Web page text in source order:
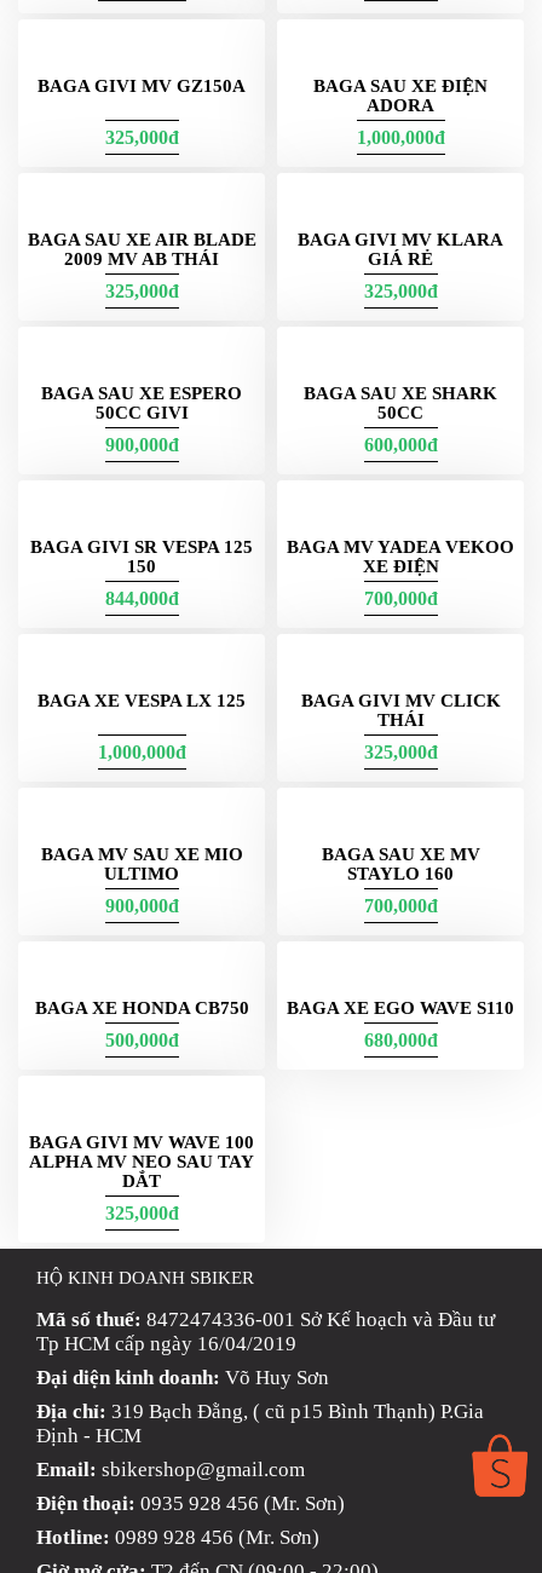
BAGA GIVI MV GZ150A
325,000đ
BAGA SAU XE ĐIỆN
ADORA
1,000,000đ
BAGA SAU XE AIR BLADE
2009 MV AB THÁI
325,000đ
BAGA GIVI MV KLARA
GIÁ RẺ
325,000đ
BAGA SAU XE ESPERO
50CC GIVI
900,000đ
BAGA SAU XE SHARK
50CC
600,000đ
BAGA GIVI SR VESPA 125
150
844,000đ
BAGA MV YADEA VEKOO
XE ĐIỆN
700,000đ
BAGA XE VESPA LX 125
1,000,000đ
BAGA GIVI MV CLICK
THÁI
325,000đ
BAGA MV SAU XE MIO
ULTIMO
900,000đ
BAGA SAU XE MV
STAYLO 160
700,000đ
BAGA XE HONDA CB750
500,000đ
BAGA XE EGO WAVE S110
680,000đ
BAGA GIVI MV WAVE 100
ALPHA MV NEO SAU TAY
DẮT
325,000đ
HỘ KINH DOANH SBIKER
Mã số thuế: 8472474336-001 Sở Kế hoạch và Đầu tư
Tp HCM cấp ngày 16/04/2019
Đại diện kinh doanh: Võ Huy Sơn
Địa chỉ: 319 Bạch Đằng, ( cũ p15 Bình Thạnh) P.Gia
Định - HCM
Email: sbikershop@gmail.com
Điện thoại: 0935 928 456 (Mr. Sơn)
Hotline: 0989 928 456 (Mr. Sơn)